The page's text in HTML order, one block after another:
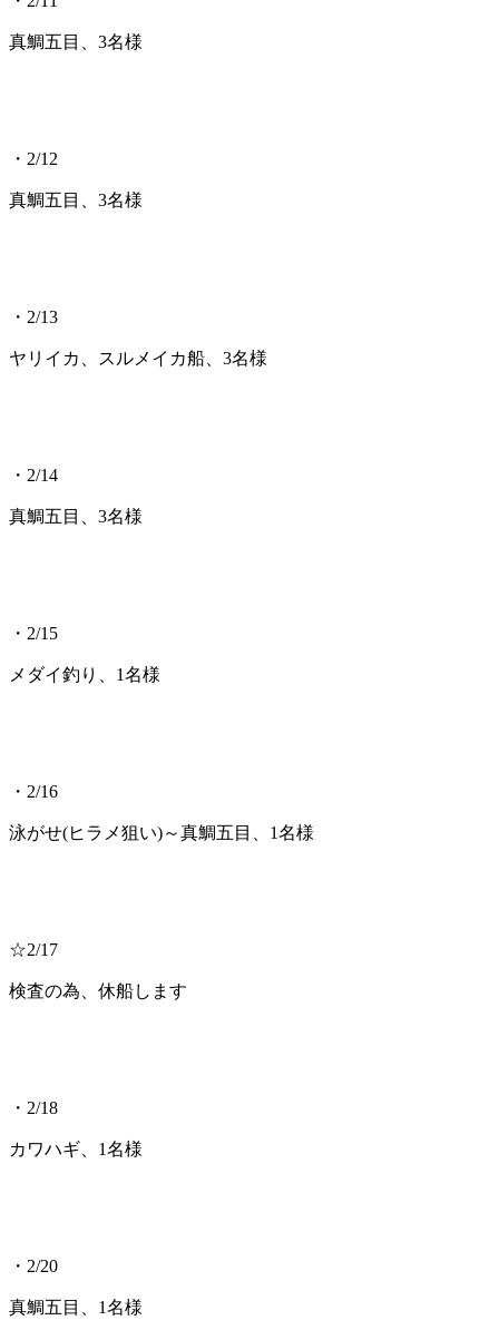
真鯛五目、3名様
・2/12
真鯛五目、3名様
・2/13
ヤリイカ、スルメイカ船、3名様
・2/14
真鯛五目、3名様
・2/15
メダイ釣り、1名様
・2/16
泳がせ(ヒラメ狙い)～真鯛五目、1名様
☆2/17
検査の為、休船します
・2/18
カワハギ、1名様
・2/20
真鯛五目、1名様